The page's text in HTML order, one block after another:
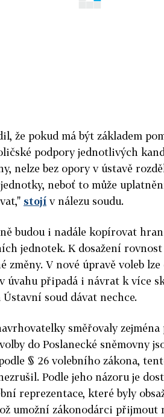
že pokud má být základem
podpory jednotlivých
nelze bez opory v ústavě
neboť to může
stojí v nálezu soudu.
budou i nadále kopírovat
jednotek. K dosažení
změny. V nové úpravě voleb
úvahu připadá i návrat k více
soud dávat nechce.
směřovaly
do Poslanecké sněmovny
§ 26 volebního zákona,
Podle jeho názoru je
reprezentace, které byly
umožní zákonodárci přijmout